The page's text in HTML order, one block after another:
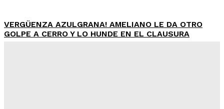
VERGÜENZA AZULGRANA! AMELIANO LE DA OTRO
GOLPE A CERRO Y LO HUNDE EN EL CLAUSURA